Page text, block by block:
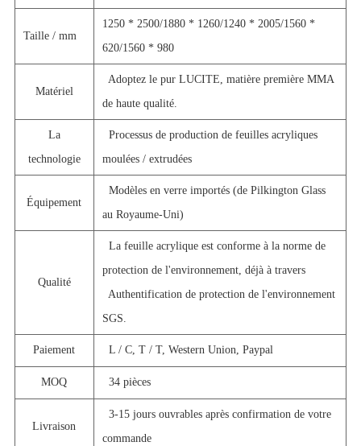
Taille / mm
1250 * 2500/1880 * 1260/1240 * 2005/1560 *
620/1560 * 980
Matériel
Adoptez le pur LUCITE, matière première MMA
de haute qualité.
La
technologie
Processus de production de feuilles acryliques
moulées / extrudées
Équipement
Modèles en verre importés (de Pilkington Glass
au Royaume-Uni)
Qualité
La feuille acrylique est conforme à la norme de
protection de l'environnement, déjà à travers
Authentification de protection de l'environnement
SGS.
Paiement L / C, T / T, Western Union, Paypal
MOQ 34 pièces
Livraison
3-15 jours ouvrables après confirmation de votre
commande